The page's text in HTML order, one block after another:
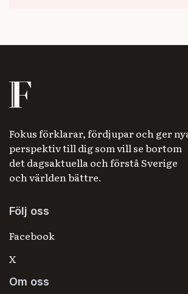
Fokus förklarar, fördjupar och ger
perspektiv till dig som vill se bortom
det dagsaktuella och förstå Sverige
och världen bättre.
Följ oss
Facebook
X
Om oss